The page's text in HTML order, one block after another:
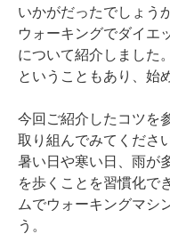
いかがだったでしょうか
ウォーキングでダイエ
について紹介しました
ということもあり、始
今回ご紹介したコツを
取り組んでみてください
暑い日や寒い日、雨が
を歩くことを習慣化で
ムでウォーキングマシ
う。